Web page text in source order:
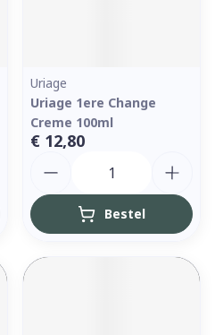
Uriage
Uriage 1ere Change
Creme 100ml
€ 12,80
Bestel